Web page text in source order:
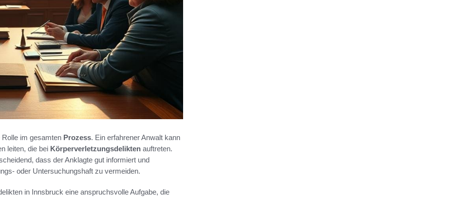
im gesamten Prozess. Ein erfahrener Anwalt kann
leiten, die bei Körperverletzungsdelikten auftreten.
dass der Anklagte gut informiert und
oder Untersuchungshaft zu vermeiden.
in Innsbruck eine anspruchsvolle Aufgabe, die